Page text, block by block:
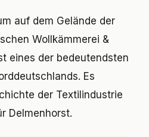
auf dem Gelände der
Wollkämmerei &
eines der bedeutendsten
Es
der Textilindustrie
Delmenhorst.